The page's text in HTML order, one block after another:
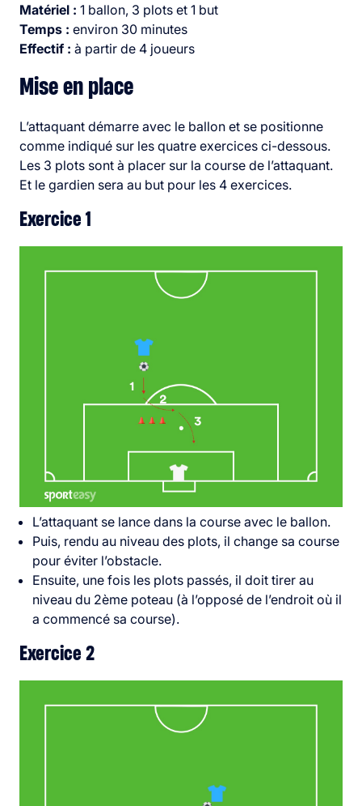
Matériel : 1 ballon, 3 plots et 1 but
Temps : environ 30 minutes
Effectif : à partir de 4 joueurs
Mise en place
L’attaquant démarre avec le ballon et se positionne
comme indiqué sur les quatre exercices ci-dessous.
Les 3 plots sont à placer sur la course de l’attaquant.
Et le gardien sera au but pour les 4 exercices.
Exercice 1
L’attaquant se lance dans la course avec le ballon.
Puis, rendu au niveau des plots, il change sa course
pour éviter l’obstacle.
Ensuite, une fois les plots passés, il doit tirer au
niveau du 2ème poteau (à l’opposé de l’endroit où il
a commencé sa course).
Exercice 2